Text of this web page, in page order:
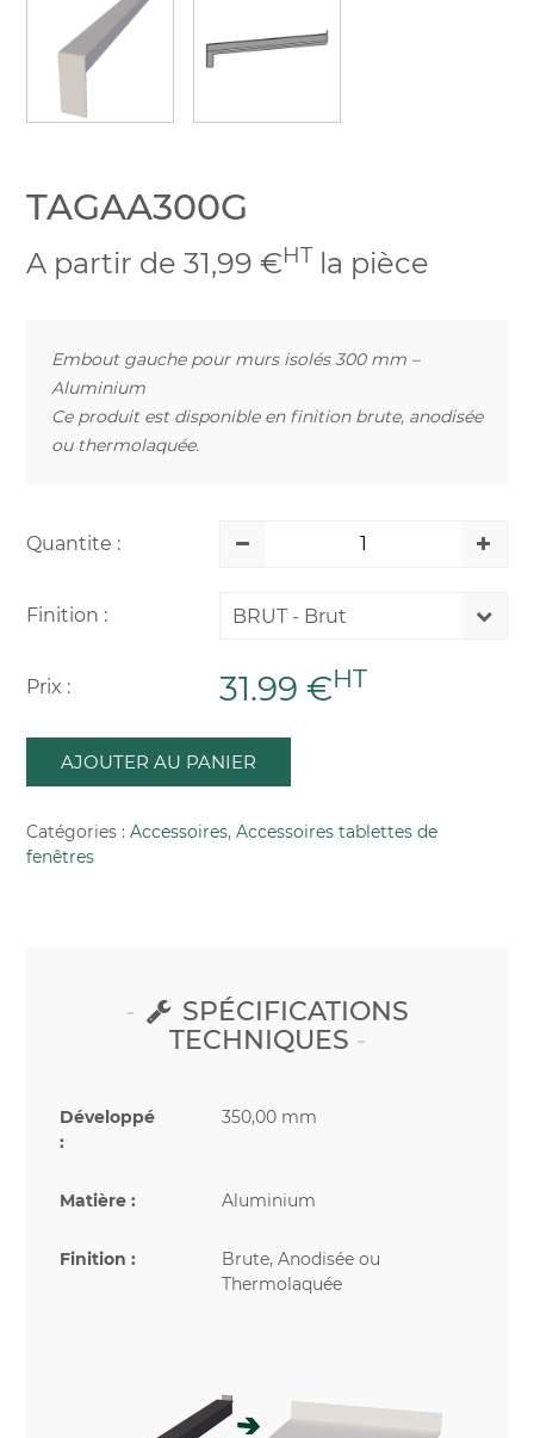
TAGAA300G
A partir de 31,99 €HT la pièce
Embout gauche pour murs isolés 300 mm –
Aluminium
Ce produit est disponible en finition brute, anodisée
ou thermolaquée.
Quantite :
Finition : BRUT - Brut
Prix : 31.99 €HT
AJOUTER AU PANIER
Catégories : Accessoires, Accessoires tablettes de
fenêtres
SPÉCIFICATIONS
TECHNIQUES
Développé
:
350,00 mm
Matière : Aluminium
Finition :
Brute, Anodisée ou
Thermolaquée